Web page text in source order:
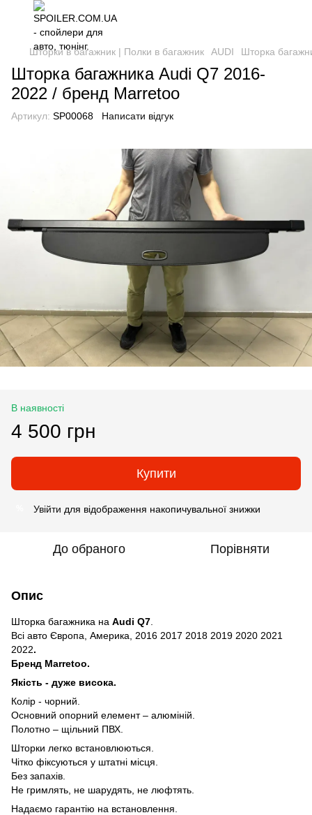
Шторки в багажник | Полки в багажник AUDI Шторка
Шторка багажника Audi Q7 2016-
2022 / бренд Marretoo
Артикул: SP00068 Написати відгук
В наявності
4 500 грн
Купити
Увійти для відображення накопичувальної знижки
До обраного Порівняти
Опис
Шторка багажника на Audi Q7
Всі авто Європа, Америка, 2016 2017 2018 2019 2020 2021
2022.
Бренд Marretoo.
Якість - дуже висока.
Колір - чорний.
Основний опорний елемент – алюміній.
Полотно – щільний ПВХ.
Шторки легко встановлюються.
Чітко фіксуються у штатні місця.
Без запахів.
Не гримлять, не шарудять, не люфтять.
Надаємо гарантію на встановлення.